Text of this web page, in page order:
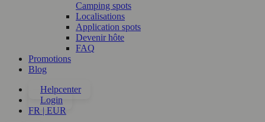
Camping spots
Localisations
Application spots
Devenir hôte
FAQ
Promotions
Blog
Helpcenter
Login
FR | EUR